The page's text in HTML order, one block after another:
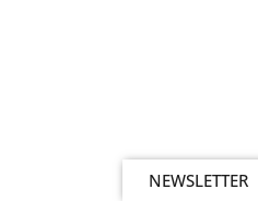
NEWSLETTER